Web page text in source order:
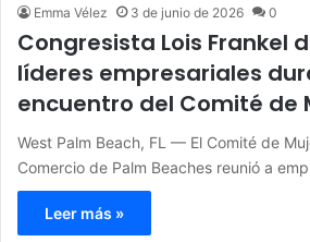
Emma Vélez 3 de junio de 2026 0
Congresista Lois Frankel
líderes empresariales
encuentro del Comité de
West Palm Beach, FL — El Comité de
Comercio de Palm Beaches reunió a
Leer más »